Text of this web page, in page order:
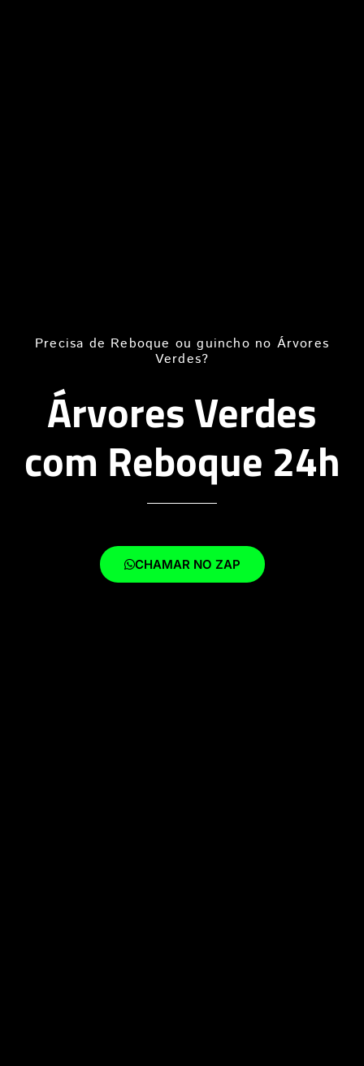
Precisa de Reboque ou guincho no Árvores
Verdes?
Árvores Verdes
com Reboque 24h
CHAMAR NO ZAP